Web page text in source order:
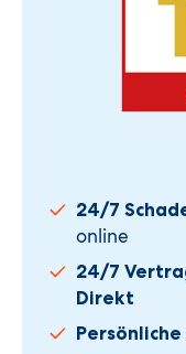
24/7
online
24/7
Direkt